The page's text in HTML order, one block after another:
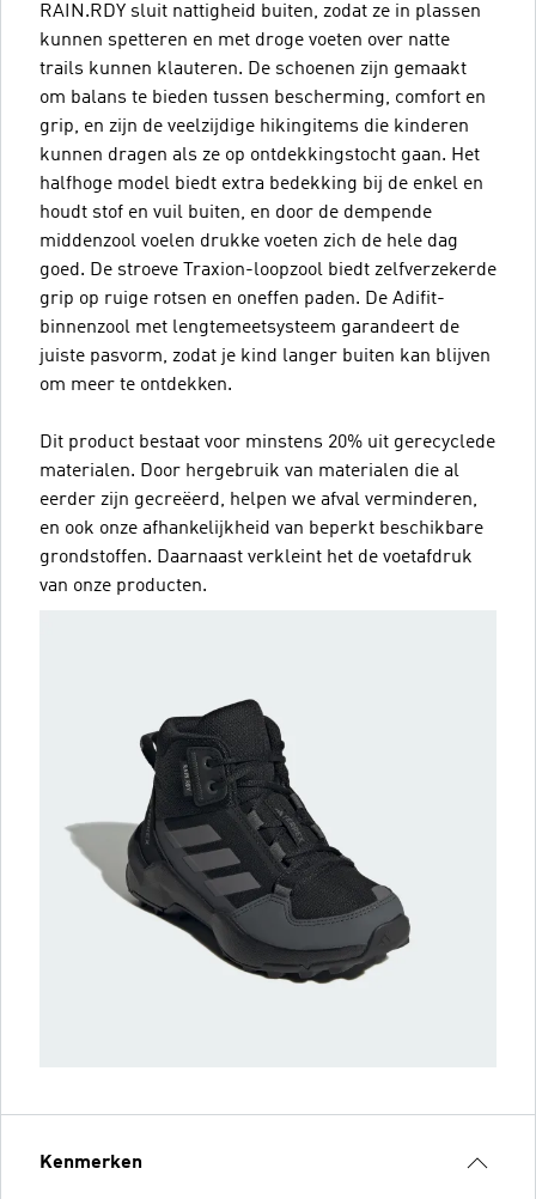
RAIN.RDY sluit nattigheid buiten, zodat ze in plassen
kunnen spetteren en met droge voeten over natte
trails kunnen klauteren. De schoenen zijn gemaakt
om balans te bieden tussen bescherming, comfort en
grip, en zijn de veelzijdige hikingitems die kinderen
kunnen dragen als ze op ontdekkingstocht gaan. Het
halfhoge model biedt extra bedekking bij de enkel en
houdt stof en vuil buiten, en door de dempende
middenzool voelen drukke voeten zich de hele dag
goed. De stroeve Traxion-loopzool biedt zelfverzekerde
grip op ruige rotsen en oneffen paden. De Adifit-
binnenzool met lengtemeetsysteem garandeert de
juiste pasvorm, zodat je kind langer buiten kan blijven
om meer te ontdekken.
Dit product bestaat voor minstens 20% uit gerecyclede
materialen. Door hergebruik van materialen die al
eerder zijn gecreëerd, helpen we afval verminderen,
en ook onze afhankelijkheid van beperkt beschikbare
grondstoffen. Daarnaast verkleint het de voetafdruk
van onze producten.
Kenmerken